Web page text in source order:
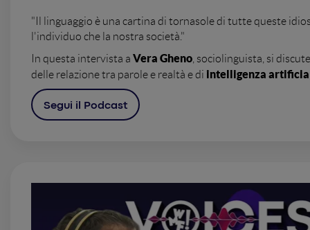
"Il linguaggio è una cartina di tornasole di tutte queste
l'individuo che la nostra società."
In questa intervista a Vera Gheno , sociolinguista, si
delle relazione tra parole e realtà e di intelligenza
Segui il Podcast